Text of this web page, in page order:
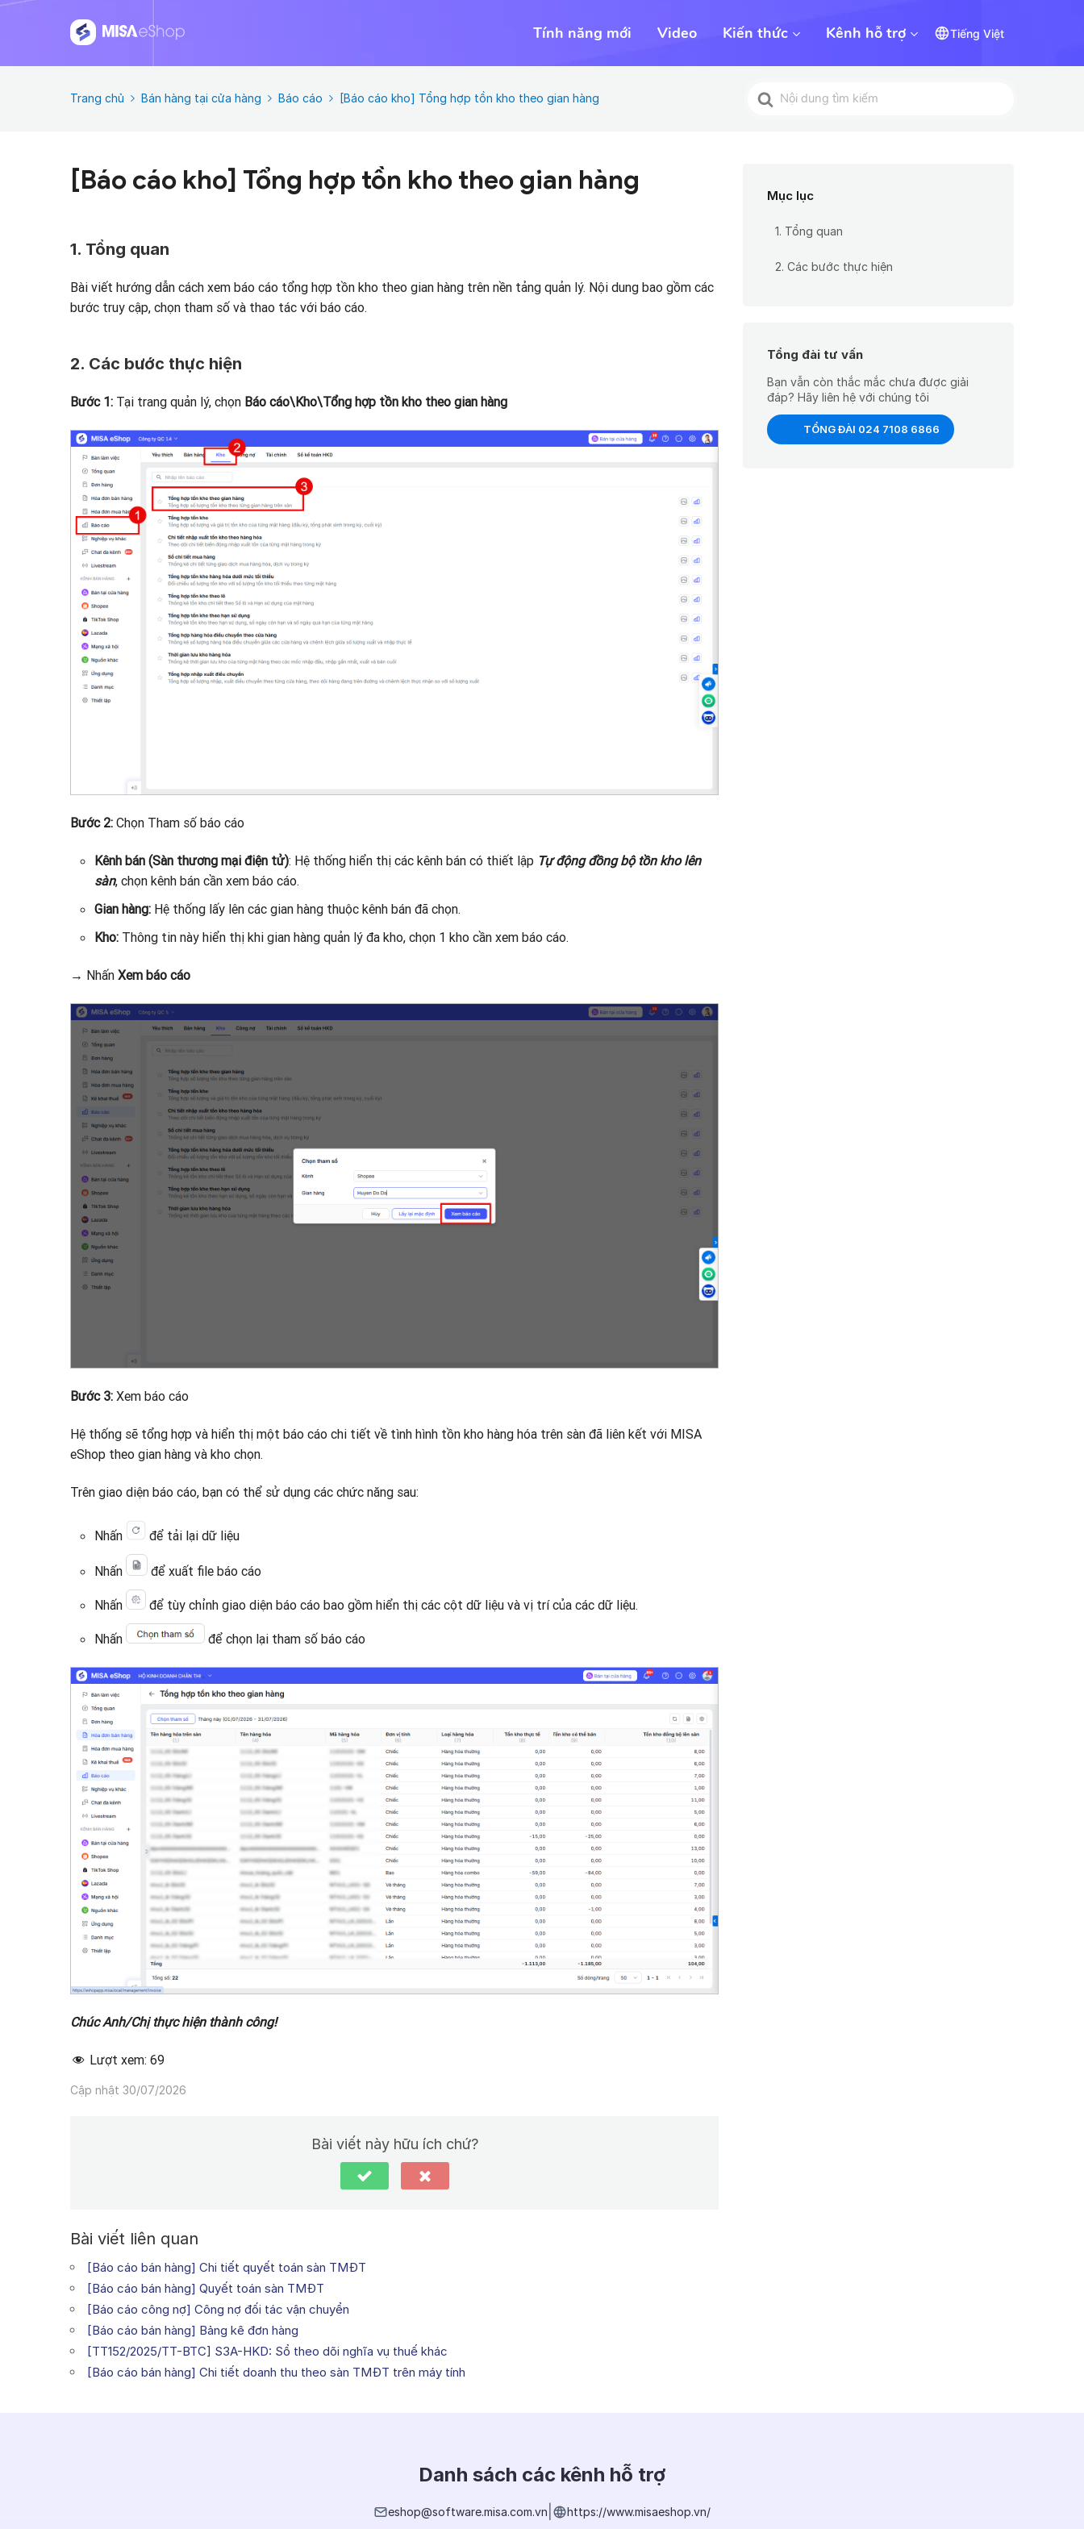
Tính năng mới Video Kiến thức Kênh hỗ trợ Tiếng Việt
Trang chủ Bán hàng tại cửa hàng Báo cáo [Báo cáo kho] Tổng hợp tồn kho theo gian hàng
Tìm
kiếm
[Báo cáo kho] Tổng hợp tồn kho theo gian hàng
1. Tổng quan
Bài viết hướng dẫn cách xem báo cáo tổng hợp tồn kho theo gian hàng trên nền tảng quản lý. Nội dung bao gồm các
bước truy cập, chọn tham số và thao tác với báo cáo.
2. Các bước thực hiện
Bước 1: Tại trang quản lý, chọn Báo cáo\Kho\Tổng hợp tồn kho theo gian hàng
Bước 2: Chọn Tham số báo cáo
Kênh bán (Sàn thương mại điện tử): Hệ thống hiển thị các kênh bán có thiết lập Tự động đồng bộ tồn kho lên
sàn, chọn kênh bán cần xem báo cáo.
Gian hàng: Hệ thống lấy lên các gian hàng thuộc kênh bán đã chọn.
Kho: Thông tin này hiển thị khi gian hàng quản lý đa kho, chọn 1 kho cần xem báo cáo.
→ Nhấn Xem báo cáo
Bước 3: Xem báo cáo
Hệ thống sẽ tổng hợp và hiển thị một báo cáo chi tiết về tình hình tồn kho hàng hóa trên sàn đã liên kết với MISA
eShop theo gian hàng và kho chọn.
Trên giao diện báo cáo, bạn có thể sử dụng các chức năng sau:
Nhấn để tải lại dữ liệu
Nhấn để xuất file báo cáo
Nhấn để tùy chỉnh giao diện báo cáo bao gồm hiển thị các cột dữ liệu và vị trí của các dữ liệu.
Nhấn để chọn lại tham số báo cáo
Chúc Anh/Chị thực hiện thành công!
Lượt xem: 69
Cập nhật 30/07/2026
Bài viết này hữu ích chứ?
Bài viết liên quan
[Báo cáo bán hàng] Chi tiết quyết toán sàn TMĐT
[Báo cáo bán hàng] Quyết toán sàn TMĐT
[Báo cáo công nợ] Công nợ đối tác vận chuyển
[Báo cáo bán hàng] Bảng kê đơn hàng
[TT152/2025/TT-BTC] S3A-HKD: Sổ theo dõi nghĩa vụ thuế khác
[Báo cáo bán hàng] Chi tiết doanh thu theo sàn TMĐT trên máy tính
Mục lục
1. Tổng quan
2. Các bước thực hiện
Tổng đài tư vấn
Bạn vẫn còn thắc mắc chưa được giải
đáp? Hãy liên hệ với chúng tôi
TỔNG ĐÀI 024 7108 6866
Danh sách các kênh hỗ trợ
eshop@software.misa.com.vn https://www.misaeshop.vn/